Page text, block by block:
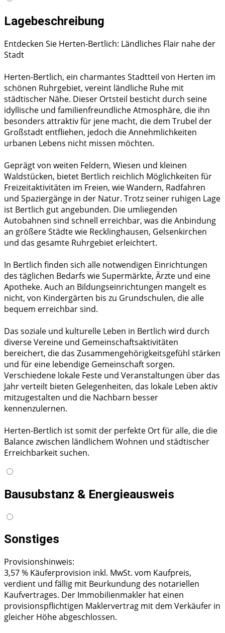
Lagebeschreibung
Entdecken Sie Herten-Bertlich: Ländliches Flair nahe der
Stadt
Herten-Bertlich, ein charmantes Stadtteil von Herten im
schönen Ruhrgebiet, vereint ländliche Ruhe mit
städtischer Nähe. Dieser Ortsteil besticht durch seine
idyllische und familienfreundliche Atmosphäre, die ihn
besonders attraktiv für jene macht, die dem Trubel der
Großstadt entfliehen, jedoch die Annehmlichkeiten
urbanen Lebens nicht missen möchten.
Geprägt von weiten Feldern, Wiesen und kleinen
Waldstücken, bietet Bertlich reichlich Möglichkeiten für
Freizeitaktivitäten im Freien, wie Wandern, Radfahren
und Spaziergänge in der Natur. Trotz seiner ruhigen Lage
ist Bertlich gut angebunden. Die umliegenden
Autobahnen sind schnell erreichbar, was die Anbindung
an größere Städte wie Recklinghausen, Gelsenkirchen
und das gesamte Ruhrgebiet erleichtert.
In Bertlich finden sich alle notwendigen Einrichtungen
des täglichen Bedarfs wie Supermärkte, Ärzte und eine
Apotheke. Auch an Bildungseinrichtungen mangelt es
nicht, von Kindergärten bis zu Grundschulen, die alle
bequem erreichbar sind.
Das soziale und kulturelle Leben in Bertlich wird durch
diverse Vereine und Gemeinschaftsaktivitäten
bereichert, die das Zusammengehörigkeitsgefühl stärken
und für eine lebendige Gemeinschaft sorgen.
Verschiedene lokale Feste und Veranstaltungen über das
Jahr verteilt bieten Gelegenheiten, das lokale Leben aktiv
mitzugestalten und die Nachbarn besser
kennenzulernen.
Herten-Bertlich ist somit der perfekte Ort für alle, die die
Balance zwischen ländlichem Wohnen und städtischer
Erreichbarkeit suchen.
Bausubstanz & Energieausweis
Sonstiges
Provisionshinweis:
3,57 % Käuferprovision inkl. MwSt. vom Kaufpreis,
verdient und fällig mit Beurkundung des notariellen
Kaufvertrages. Der Immobilienmakler hat einen
provisionspflichtigen Maklervertrag mit dem Verkäufer in
gleicher Höhe abgeschlossen.